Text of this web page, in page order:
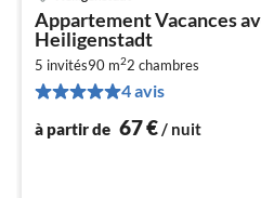
Appartement Vacances
Heiligenstadt
5 invités90 m22 chambres
4 avis
à partir de 67€/ nuit